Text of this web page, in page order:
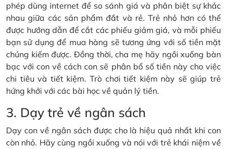
phép dùng internet để so sánh giá và phân biệt sự khác
nhau giữa các sản phẩm đắt và rẻ. Trẻ nhỏ hơn có thể
được hướng dẫn để cắt các phiếu giảm giá, và mỗi phiếu
bạn sử dụng để mua hàng sẽ tương ứng với số tiền mặt
chúng kiếm được. Đồng thời, cha mẹ hãy ngồi xuống bàn
bạc với con về cách con sẽ phân bổ số tiền này cho việc
chi tiêu và tiết kiệm. Trò chơi tiết kiệm này sẽ giúp trẻ
hứng khởi với các bài học về quản lý tiền.
3. Dạy trẻ về ngân sách
Dạy con về ngân sách được cho là hiệu quả nhất khi con
còn nhỏ. Hãy cùng ngồi xuống và nói với trẻ khái niệm về